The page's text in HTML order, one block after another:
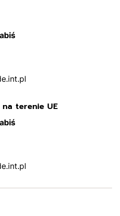
terenie UE